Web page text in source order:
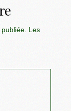
Les